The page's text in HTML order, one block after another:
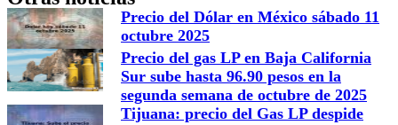
Precio del Dólar en México sábado 11
octubre 2025
Precio del gas LP en Baja California
Sur sube hasta 96.90 pesos en la
segunda semana de octubre de 2025
Tijuana: precio del Gas LP despide